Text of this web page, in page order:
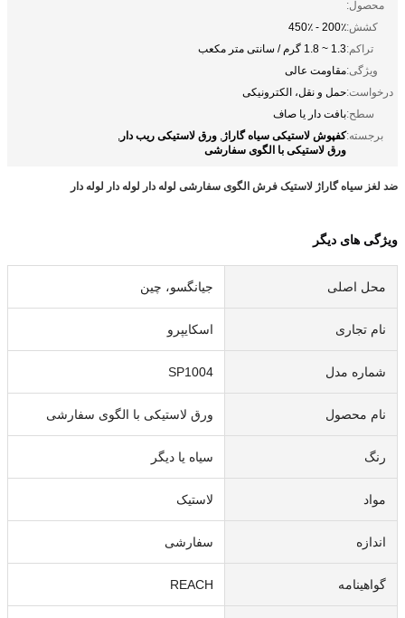
محصول:
کشش:200٪ - 450٪
تراکم:1.3 ~ 1.8 گرم / سانتی متر مکعب
ویژگی:مقاومت عالی
درخواست:حمل و نقل، الکترونیکی
سطح:بافت دار یا صاف
برجسته:کفپوش لاستیکی سیاه گاراژ , ورق لاستیکی ریب دار ,
ورق لاستیکی با الگوی سفارشی
ضد لغز سیاه گاراژ لاستیک فرش الگوی سفارشی لوله دار لوله دار لوله دار
ویژگی های دیگر
محل اصلی جیانگسو، چین
نام تجاری اسکایپرو
شماره مدل SP1004
نام محصول ورق لاستیکی با الگوی سفارشی
رنگ سیاه یا دیگر
مواد لاستیک
اندازه سفارشی
گواهینامه REACH